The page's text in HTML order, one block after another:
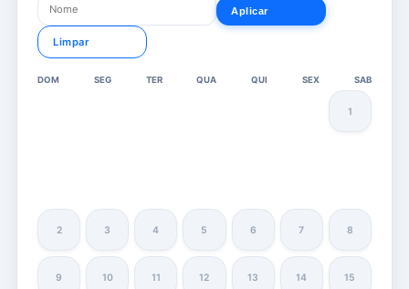
Aplicar
Limpar
DOM SEG TER QUA QUI SEX SAB
1
2 3 4 5 6 7 8
9 10 11 12 13 14 15